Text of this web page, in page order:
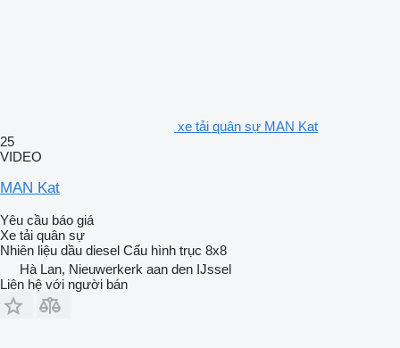
xe tải quân sự MAN Kat
25
VIDEO
MAN Kat
Yêu cầu báo giá
Xe tải quân sự
Nhiên liệu dầu diesel Cấu hình trục 8x8
Hà Lan, Nieuwerkerk aan den IJssel
Liên hệ với người bán